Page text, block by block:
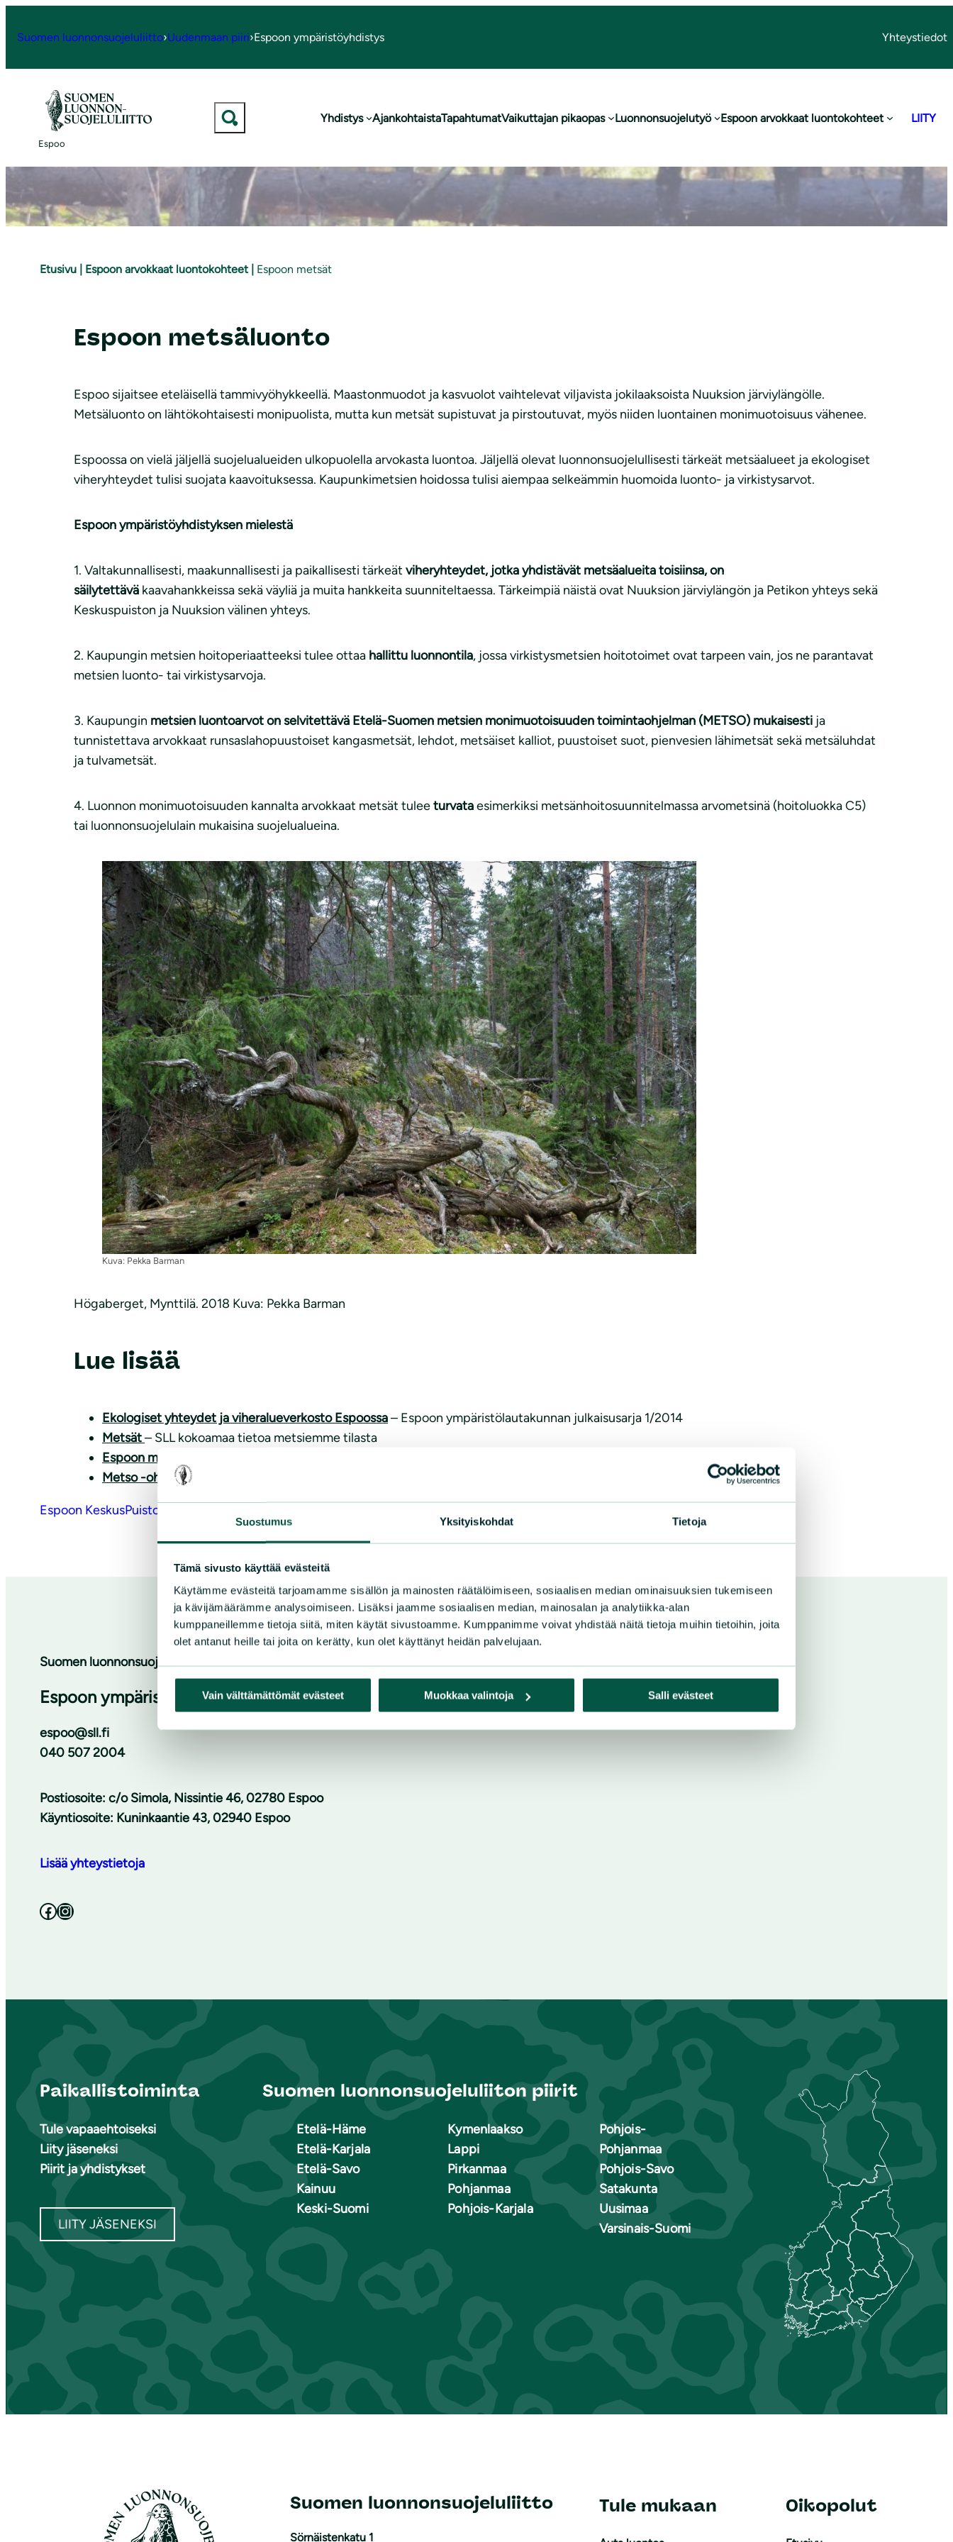
Suostumus Yksityiskohdat Tietoja
Tämä sivusto käyttää evästeitä
Käytämme evästeitä tarjoamamme sisällön ja mainosten räätälöimiseen, sosiaalisen median ominaisuuksien tukemiseen
ja kävijämäärämme analysoimiseen. Lisäksi jaamme sosiaalisen median, mainosalan ja analytiikka-alan
kumppaneillemme tietoja siitä, miten käytät sivustoamme. Kumppanimme voivat yhdistää näitä tietoja muihin tietoihin, joita
olet antanut heille tai joita on kerätty, kun olet käyttänyt heidän palvelujaan.
Vain välttämättömät evästeet Muokkaa valintoja Salli evästeet
s
ä
l
Suomen luonnonsuojeluliitto›Uudenmaan piiri›Espoon ympäristöyhdistys Yhteystiedot
Espoo
Yhdistys AjankohtaistaTapahtumatVaikuttajan pikaopas Luonnonsuojelutyö Espoon arvokkaat luontokohteet LIITY
Espoon metsät
Etusivu Espoon arvokkaat luontokohteet| Espoon metsät
Espoon metsäluonto
Espoo sijaitsee eteläisellä tammivyöhykkeellä. Maastonmuodot ja kasvuolot vaihtelevat viljavista jokilaaksoista Nuuksion järviylängölle.
Metsäluonto on lähtökohtaisesti monipuolista, mutta kun metsät supistuvat ja pirstoutuvat, myös niiden luontainen monimuotoisuus vähenee.
Espoossa on vielä jäljellä suojelualueiden ulkopuolella arvokasta luontoa. Jäljellä olevat luonnonsuojelullisesti tärkeät metsäalueet ja ekologiset
viheryhteydet tulisi suojata kaavoituksessa. Kaupunkimetsien hoidossa tulisi aiempaa selkeämmin huomoida luonto- ja virkistysarvot.
Espoon ympäristöyhdistyksen mielestä
1. Valtakunnallisesti, maakunnallisesti ja paikallisesti tärkeät viheryhteydet, jotka yhdistävät metsäalueita toisiinsa, on
säilytettävä kaavahankkeissa sekä väyliä ja muita hankkeita suunniteltaessa. Tärkeimpiä näistä ovat Nuuksion järviylängön ja Petikon yhteys sekä
Keskuspuiston ja Nuuksion välinen yhteys.
2. Kaupungin metsien hoitoperiaatteeksi tulee ottaa hallittu luonnontila, jossa virkistysmetsien hoitotoimet ovat tarpeen vain, jos ne parantavat
metsien luonto- tai virkistysarvoja.
3. Kaupungin metsien luontoarvot on selvitettävä Etelä-Suomen metsien monimuotoisuuden toimintaohjelman (METSO) mukaisesti ja
tunnistettava arvokkaat runsaslahopuustoiset kangasmetsät, lehdot, metsäiset kalliot, puustoiset suot, pienvesien lähimetsät sekä metsäluhdat
ja tulvametsät.
4. Luonnon monimuotoisuuden kannalta arvokkaat metsät tuleeturvataesimerkiksi metsänhoitosuunnitelmassa arvometsinä (hoitoluokka C5)
tai luonnonsuojelulain mukaisina suojelualueina.
Kuva: Pekka Barman
Högaberget, Mynttilä. 2018 Kuva: Pekka Barman
Lue lisää
Ekologiset yhteydet ja viheralueverkosto Espoossa– Espoon ympäristölautakunnan julkaisusarja 1/2014
Metsät– SLL kokoamaa tietoa metsiemme tilasta
Espoon monimuotoiset metsät ja suot
Metso -ohjelman luonnontieteelliset valintaperusteet
Espoon KeskusPuisto
Suomen luonnonsuojeluliiton Uudenmaan piiri
Espoon ympäristöyhdistys ry
espoo@sll.fi
040 507 2004
Postiosoite: c/o Simola, Nissintie 46, 02780 Espoo
Käyntiosoite: Kuninkaantie 43, 02940 Espoo
Lisää yhteystietoja
Facebook Instagram
Paikallistoiminta
Tule vapaaehtoiseksi
Liity jäseneksi
Piirit ja yhdistykset
LIITY JÄSENEKSI
Suomen luonnonsuojeluliiton piirit
Etelä-Häme
Etelä-Karjala
Etelä-Savo
Kainuu
Keski-Suomi
Kymenlaakso
Lappi
Pirkanmaa
Pohjanmaa
Pohjois-Karjala
Pohjois-
Pohjanmaa
Pohjois-Savo
Satakunta
Uusimaa
Varsinais-Suomi
Suomen luonnonsuojeluliitto
Sörnäistenkatu 1
Tule mukaan Oikopolut